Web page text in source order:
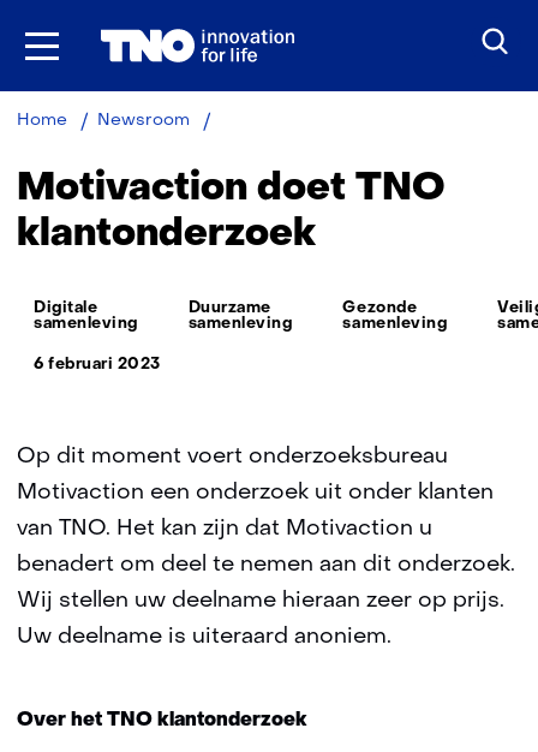
Ga
Home Newsroom
klantonderzoek
Motivaction doet TNO
klantonderzoek
Thema:
Digitale
samenleving
Duurzame
samenleving
Gezonde
samenleving
6 februari 2023
Op dit moment voert onderzoeksbureau
Motivaction een onderzoek uit onder klanten
van TNO. Het kan zijn dat Motivaction u
benadert om deel te nemen aan dit onderzoek.
Wij stellen uw deelname hieraan zeer op prijs.
Uw deelname is uiteraard anoniem.
Over het TNO klantonderzoek